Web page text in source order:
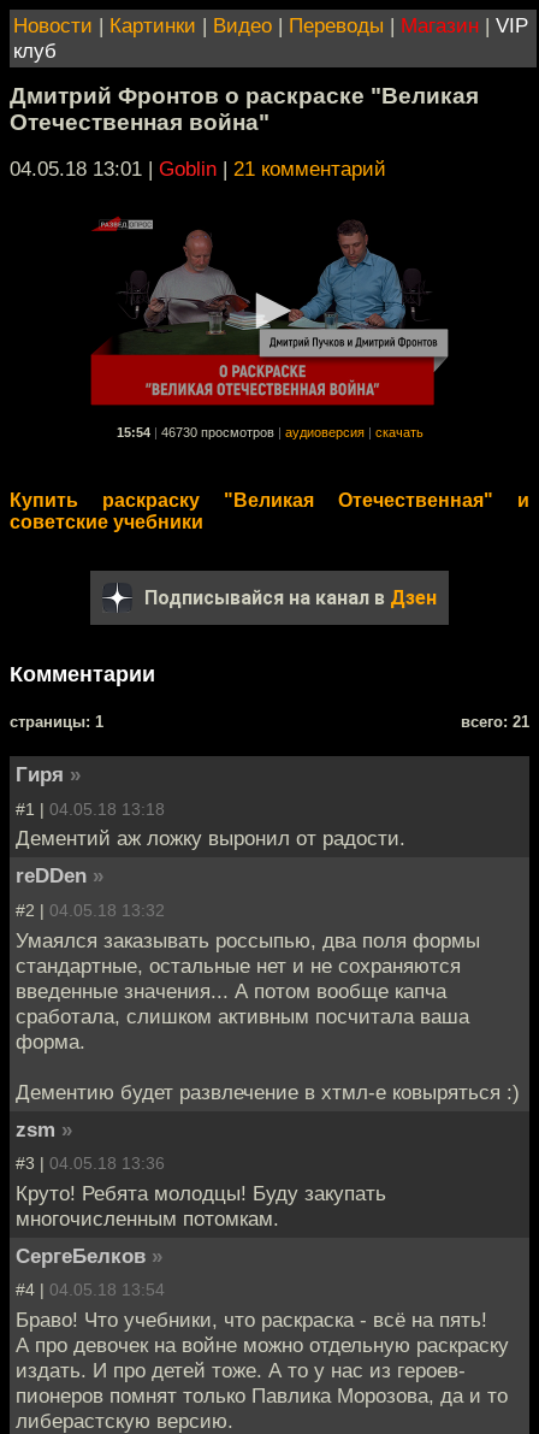
Новости | Картинки | Видео | Переводы | Магазин | VIP
клуб
Дмитрий Фронтов о раскраске "Великая
Отечественная война"
04.05.18 13:01 | Goblin | 21 комментарий
15:54 46730 просмотров аудиоверсия скачать
Купить раскраску "Великая Отечественная" и
советские учебники
Подписывайся на канал в Дзен
Комментарии
cтраницы: 1 всего: 21
Гиря »
#1 | 04.05.18 13:18
Дементий аж ложку выронил от радости.
reDDen »
#2 | 04.05.18 13:32
Умаялся заказывать россыпью, два поля формы
стандартные, остальные нет и не сохраняются
введенные значения... А потом вообще капча
сработала, слишком активным посчитала ваша
форма.
Дементию будет развлечение в хтмл-е ковыряться :)
zsm »
#3 | 04.05.18 13:36
Круто! Ребята молодцы! Буду закупать
многочисленным потомкам.
СергеБелков »
#4 | 04.05.18 13:54
Браво! Что учебники, что раскраска - всё на пять!
А про девочек на войне можно отдельную раскраску
издать. И про детей тоже. А то у нас из героев-
пионеров помнят только Павлика Морозова, да и то
либерастскую версию.